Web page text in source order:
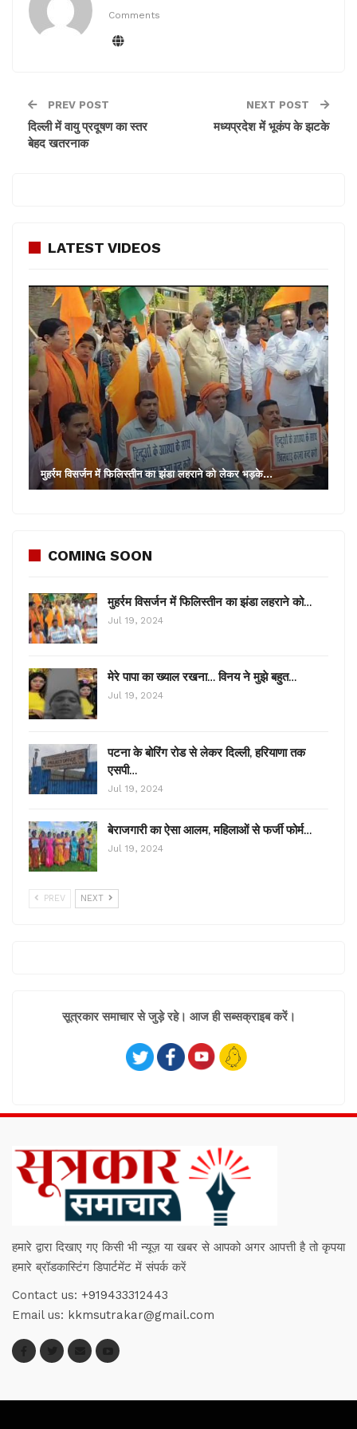
सफलता नहीं मिल पाई। उन्होंने घटना के पीछे पारिवारिक तथा
सामाजिक कारण भी बताते हुए पुलिस से मामले का जल्द उद्भेदन
Comments
PREV POST
दिल्ली में वायु प्रदूषण का स्तर
बेहद खतरनाक
NEXT POST
मध्यप्रदेश में भूकंप के झटके
LATEST VIDEOS
मुहर्रम विसर्जन में फिलिस्तीन का झंडा लहराने को लेकर भड़के…
COMING SOON
मुहर्रम विसर्जन में फिलिस्तीन का झंडा लहराने को…
Jul 19, 2024
मेरे पापा का ख्याल रखना… विनय ने मुझे बहुत…
Jul 19, 2024
पटना के बोरिंग रोड से लेकर दिल्ली, हरियाणा तक
एसपी…
Jul 19, 2024
बेराजगारी का ऐसा आलम, महिलाओं से फर्जी फोर्म…
Jul 19, 2024
PREV NEXT
सूत्रकार समाचार से जुड़े रहे। आज ही सब्सक्राइब करें।
हमारे द्वारा दिखाए गए किसी भी न्यूज़ या खबर से आपको अगर आपत्ती है तो कृपया
हमारे ब्रॉडकास्टिंग डिपार्टमेंट में संपर्क करें
Contact us: +919433312443
Email us: kkmsutrakar@gmail.com